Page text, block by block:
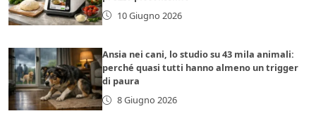
10 Giugno 2026
Ansia nei cani, lo studio su 43 mila animali:
perché quasi tutti hanno almeno un trigger
di paura
8 Giugno 2026